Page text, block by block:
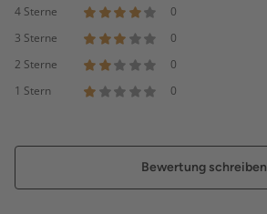
4 Sterne
0
3 Sterne
0
2 Sterne
0
1 Stern
0
Bewertung schreiben